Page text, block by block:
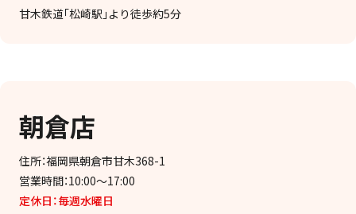
甘木鉄道｢松崎駅｣より徒歩約5分
朝倉店
住所：福岡県朝倉市甘木368-1
営業時間：10:00～17:00
定休日：毎週水曜日